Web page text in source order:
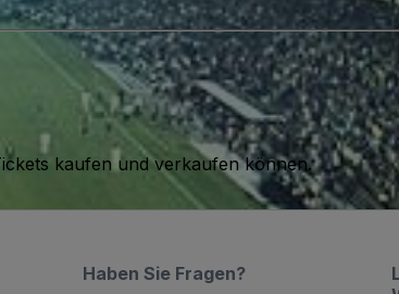
kaufen und verkaufen können.
Haben Sie Fragen?